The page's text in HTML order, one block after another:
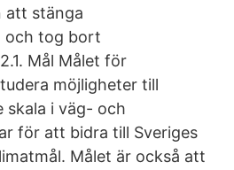
att stänga
och tog bort
Mål Målet för
möjligheter till
skala i väg- och
för att bidra till Sveriges
Målet är också att